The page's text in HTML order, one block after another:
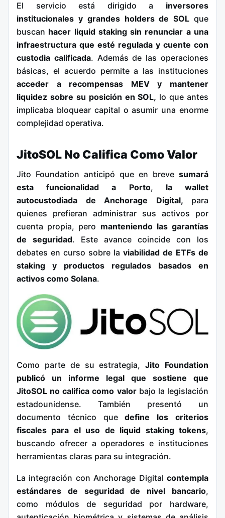
El servicio está dirigido a inversores
institucionales y grandes holders de SOL que
buscan hacer liquid staking sin renunciar a una
infraestructura que esté regulada y cuente con
custodia calificada. Además de las operaciones
básicas, el acuerdo permite a las instituciones
acceder a recompensas MEV y mantener
liquidez sobre su posición en SOL, lo que antes
implicaba bloquear capital o asumir una enorme
complejidad operativa.
JitoSOL No Califica Como Valor
Jito Foundation anticipó que en breve sumará
esta funcionalidad a Porto, la wallet
autocustodiada de Anchorage Digital, para
quienes prefieran administrar sus activos por
cuenta propia, pero manteniendo las garantías
de seguridad. Este avance coincide con los
debates en curso sobre la viabilidad de ETFs de
staking y productos regulados basados en
activos como Solana.
Como parte de su estrategia,Jito Foundation
publicó un informe legal que sostiene que
JitoSOL no califica como valorbajo la legislación
estadounidense. También presentó un
documento técnico quedefine los criterios
fiscales para el uso de liquid staking tokens,
buscando ofrecer a operadores e instituciones
herramientas claras para su integración.
La integración con Anchorage Digital contempla
estándares de seguridad de nivel bancario,
como módulos de seguridad por hardware,